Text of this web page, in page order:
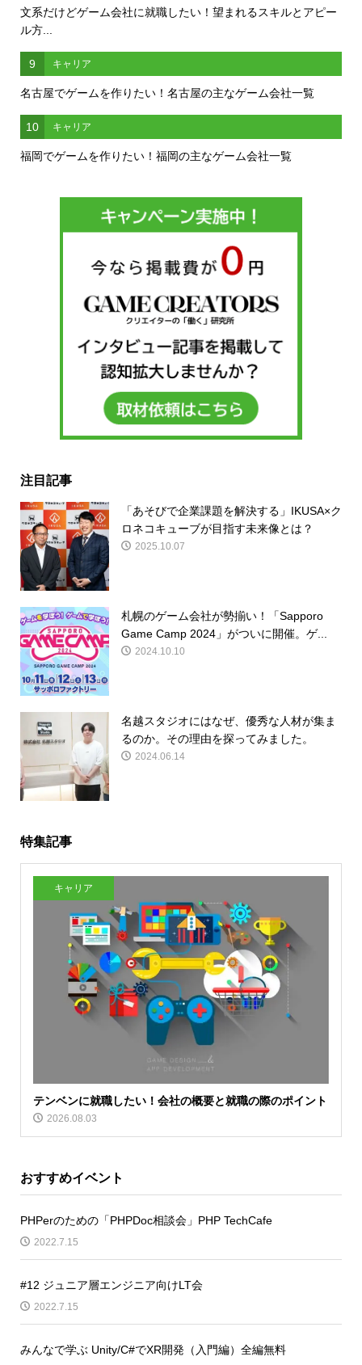
文系だけどゲーム会社に就職したい！望まれるスキルとアピー
ル方...
9 キャリア
名古屋でゲームを作りたい！名古屋の主なゲーム会社一覧
10 キャリア
福岡でゲームを作りたい！福岡の主なゲーム会社一覧
注目記事
「あそびで企業課題を解決する」IKUSA×ク
ロネコキューブが目指す未来像とは？
2025.10.07
札幌のゲーム会社が勢揃い！「Sapporo
Game Camp 2024」がついに開催。ゲ...
2024.10.10
名越スタジオにはなぜ、優秀な人材が集ま
るのか。その理由を探ってみました。
2024.06.14
特集記事
キャリア
テンベンに就職したい！会社の概要と就職の際のポイント
2026.08.03
おすすめイベント
PHPerのための「PHPDoc相談会」PHP TechCafe
2022.7.15
#12 ジュニア層エンジニア向けLT会
2022.7.15
みんなで学ぶ Unity/C#でXR開発（入門編）全編無料